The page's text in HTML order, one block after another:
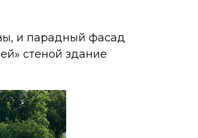
и парадный фасад
стеной здание